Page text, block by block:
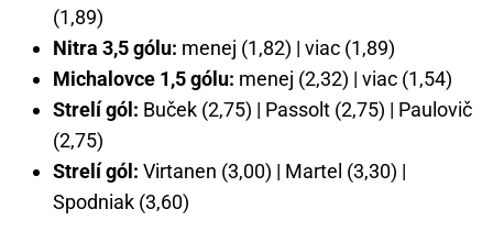
(1,89)
Nitra 3,5 gólu: menej (1,82) | viac (1,89)
Michalovce 1,5 gólu: menej (2,32) | viac (1,54)
Strelí gól: Buček (2,75) | Passolt (2,75) | Paulovič
(2,75)
Strelí gól: Virtanen (3,00) | Martel (3,30) |
Spodniak (3,60)